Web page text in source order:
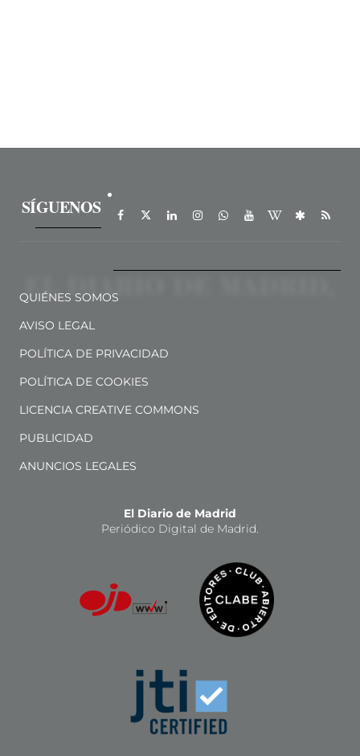
SÍGUENOS
QUIÉNES SOMOS
AVISO LEGAL
POLÍTICA DE PRIVACIDAD
POLÍTICA DE COOKIES
LICENCIA CREATIVE COMMONS
PUBLICIDAD
ANUNCIOS LEGALES
El Diario de Madrid
Periódico Digital de Madrid.